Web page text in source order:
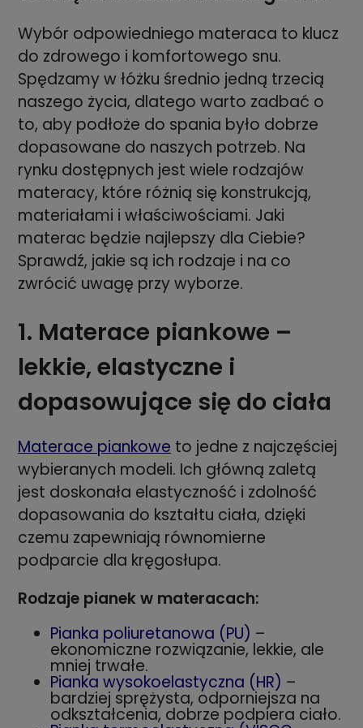
Wybór odpowiedniego materaca to klucz
do zdrowego i komfortowego snu.
Spędzamy w łóżku średnio jedną trzecią
naszego życia, dlatego warto zadbać o
to, aby podłoże do spania było dobrze
dopasowane do naszych potrzeb. Na
rynku dostępnych jest wiele rodzajów
materacy, które różnią się konstrukcją,
materiałami i właściwościami. Jaki
materac będzie najlepszy dla Ciebie?
Sprawdź, jakie są ich rodzaje i na co
zwrócić uwagę przy wyborze.
1. Materace piankowe –
lekkie, elastyczne i
dopasowujące się do ciała
Materace piankowe to jedne z najczęściej
wybieranych modeli. Ich główną zaletą
jest doskonała elastyczność i zdolność
dopasowania do kształtu ciała, dzięki
czemu zapewniają równomierne
podparcie dla kręgosłupa.
Rodzaje pianek w materacach:
Pianka poliuretanowa (PU) –
ekonomiczne rozwiązanie, lekkie, ale
mniej trwałe.
Pianka wysokoelastyczna (HR) –
bardziej sprężysta, odporniejsza na
odkształcenia, dobrze podpiera ciało.